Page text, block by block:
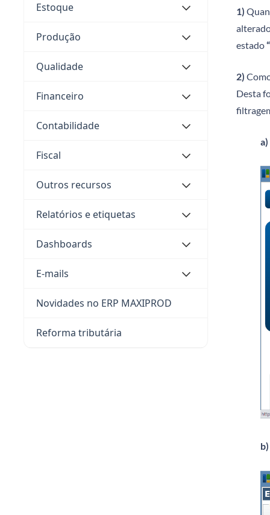
Estoque
Produção
Qualidade
Financeiro
Contabilidade
Fiscal
Outros recursos
Relatórios e etiquetas
Dashboards
E-mails
Novidades no ERP MAXIPROD
Reforma tributária
1)
estado
2)
Desta
a)
b)